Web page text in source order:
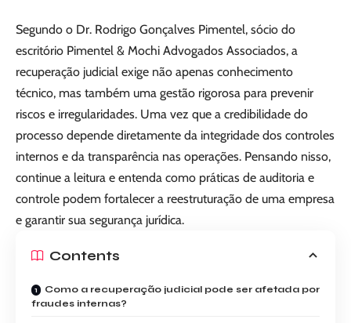
Segundo o Dr. Rodrigo Gonçalves Pimentel, sócio do
escritório Pimentel & Mochi Advogados Associados, a
recuperação judicial exige não apenas conhecimento
técnico, mas também uma gestão rigorosa para prevenir
riscos e irregularidades. Uma vez que a credibilidade do
processo depende diretamente da integridade dos controles
internos e da transparência nas operações. Pensando nisso,
continue a leitura e entenda como práticas de auditoria e
controle podem fortalecer a reestruturação de uma empresa
e garantir sua segurança jurídica.
Contents
Como a recuperação judicial pode ser afetada por
fraudes internas?